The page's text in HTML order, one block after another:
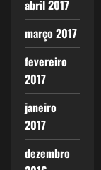
abril 2017
março 2017
fevereiro
2017
janeiro
2017
dezembro